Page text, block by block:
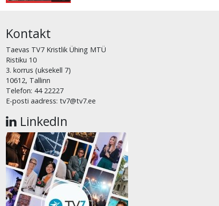
Kontakt
Taevas TV7 Kristlik Ühing MTÜ
Ristiku 10
3. korrus (uksekell 7)
10612, Tallinn
Telefon: 44 22227
E-posti aadress: tv7@tv7.ee
LinkedIn